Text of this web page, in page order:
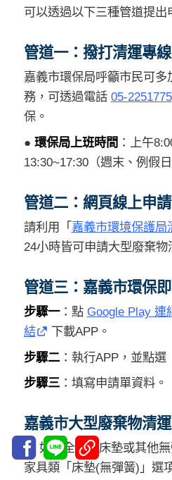
可以透過以下三種管道提出
管道一：撥打清運專線
嘉義市環保局呼籲市民可
務，可透過電話 05-2251775
保。
● 環保局上班時間 ：上午
13:30~17:30（週末、例假日
管道二：網頁線上申請
請利用「 嘉義市環境保護局
24小時皆可申請大型廢棄物
管道三：嘉義市環保
步驟一：點 Google Play 連
結
下載APP。
步驟二：執行APP，並點選
步驟三：填寫申請單資料。
嘉義市大型廢棄物清
◆ 如為全乳膠床墊或其他
家具類「床墊(無彈簧)」選